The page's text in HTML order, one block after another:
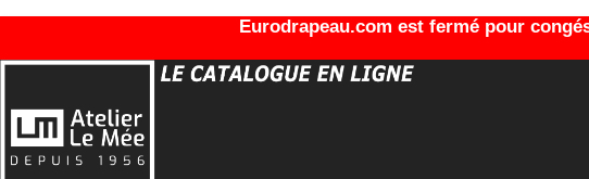
Eurodrapeau.com est fermé pour